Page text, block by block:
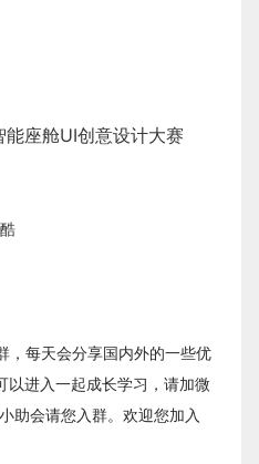
，每天会分享国内外的一些优
以进入一起成长学习，请加微
助会请您入群。欢迎您加入